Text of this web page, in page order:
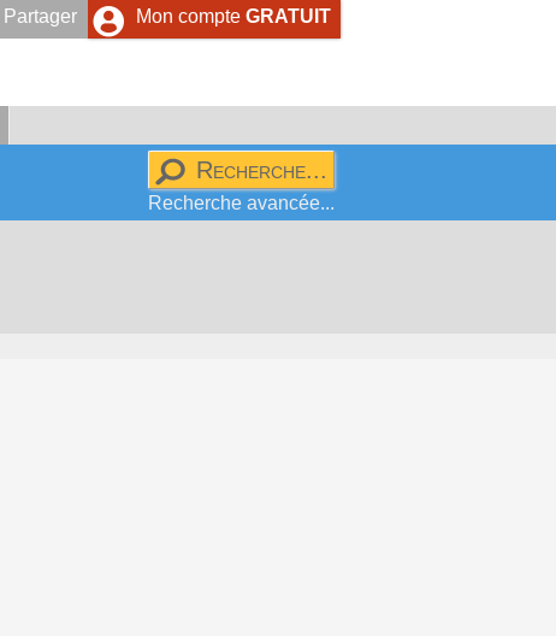
Mon compte GRATUIT
Partager
Recherche avancée...